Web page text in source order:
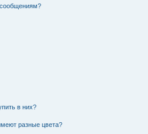
сообщениям?
в них?
разные цвета?